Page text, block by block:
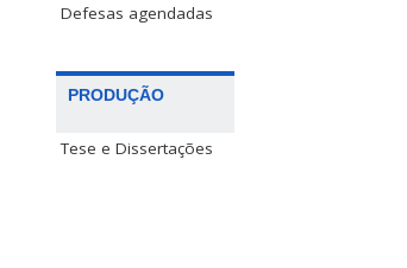
Defesas agendadas
PRODUÇÃO
Tese e Dissertações